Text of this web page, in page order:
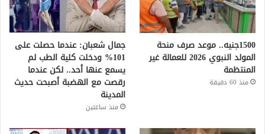
1500جنيه.. موعد صرف منحة
المولد النبوي 2026 للعمالة غير
المنتظمة
منذ 60 دقيقة
جمال شعبان: عندما حصلت على
101% ودخلت كلية الطب لم
يسمع عنها أحد.. لكن عندما
رقصت مع الهضبة أصبحت حديث
المدينة
منذ ساعتين